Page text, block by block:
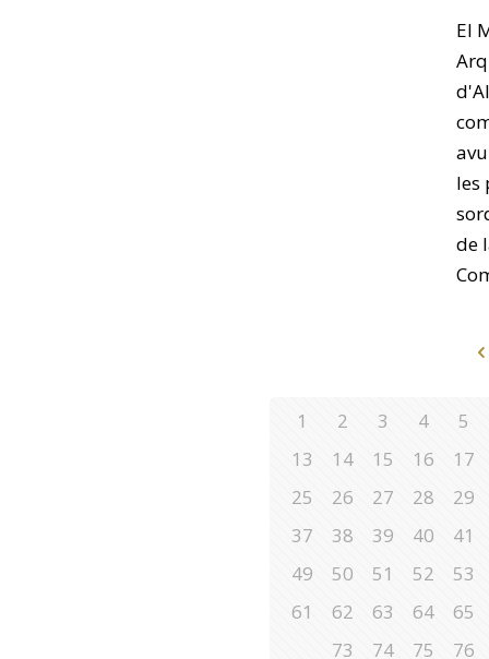
El
les
de
1 2 3 4
5
13
14 15 16
17
25
26 27 28
29
37
38 39 40
41
49
50 51 52
53
61
62 63 64
65
73
74 75 76